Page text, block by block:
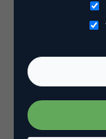
in het bezit is
‘Het is
hebben
Omdat